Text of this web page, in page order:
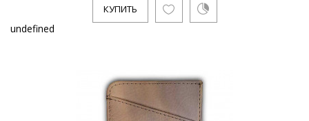
КУПИТЬ
undefined